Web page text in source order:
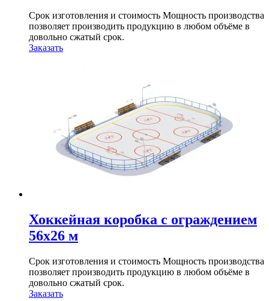
Срок изготовления и стоимость Мощность производства
позволяет производить продукцию в любом объёме в
довольно сжатый срок.
Заказать
Хоккейная коробка с ограждением
56х26 м
Срок изготовления и стоимость Мощность производства
позволяет производить продукцию в любом объёме в
довольно сжатый срок.
Заказать